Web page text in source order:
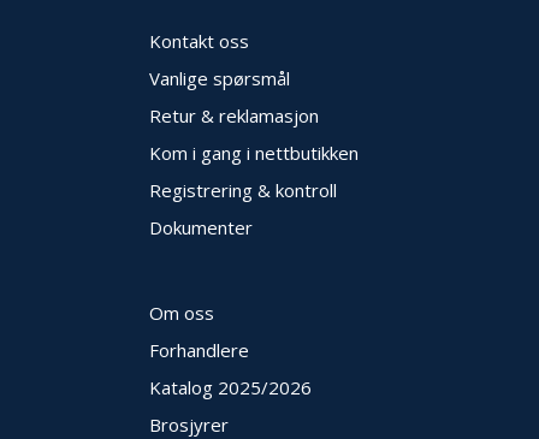
Kontakt oss
Vanlige spørsmål
Retur & reklamasjon
Kom i gang i nettbutikken
Registrering & kontroll
Dokumenter
Om oss
Forhandlere
Katalog 2025/2026
Brosjyrer